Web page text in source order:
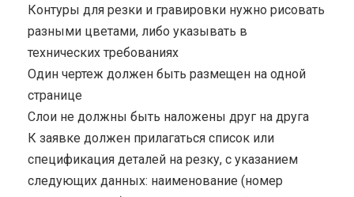
Контуры для резки и гравировки нужно рисовать
разными цветами, либо указывать в
технических требованиях
Один чертеж должен быть размещен на одной
странице
Cлои не должны быть наложены друг на друга
К заявке должен прилагаться список или
спецификация деталей на резку, с указанием
следующих данных: наименование (номер